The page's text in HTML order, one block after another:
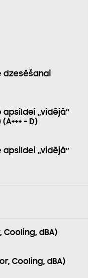
dzesēšanai
„vidējā”
- D)
„vidējā”
Cooling, dBA)
Cooling, dBA)